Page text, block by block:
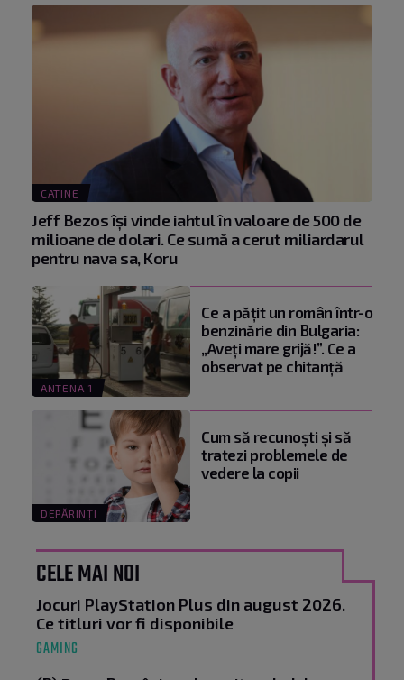
CATINE
Jeff Bezos își vinde iahtul în valoare de 500 de
milioane de dolari. Ce sumă a cerut miliardarul
pentru nava sa, Koru
ANTENA 1
Ce a pățit un român într-o
benzinărie din Bulgaria:
„Aveți mare grijă!”. Ce a
observat pe chitanță
DEPĂRINȚI
Cum să recunoști și să
tratezi problemele de
vedere la copii
CELE MAI NOI
Jocuri PlayStation Plus din august 2026.
Ce titluri vor fi disponibile
GAMING